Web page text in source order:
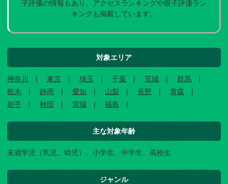
子評価の情報もあり。アクセスランキングや親子評価ラン
キングも掲載しています。
対象エリア
神奈川 東京 埼玉 千葉 茨城
群馬
栃木
静岡 愛知 山梨 長野
青森
岩手
秋田 宮城 福島
主な対象年齢
未就学児（乳児、幼児）、小学生、中学生、高校生
ジャンル